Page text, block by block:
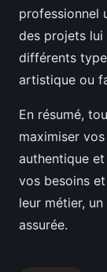
professionnel
des projets lui
différents
artistique ou
En résumé,
maximiser
authentique
vos besoins
leur métier,
assurée.